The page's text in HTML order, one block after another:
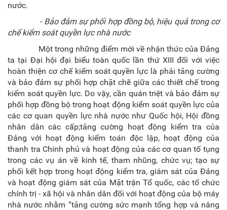
nước.
- Bảo đảm sự phối hợp đồng bộ, hiệu quả trong cơ
chế kiểm soát quyền lực nhà nước
Một trong những điểm mới về nhận thức của Đảng
ta tại Đại hội đại biểu toàn quốc lần thứ XIII đối với việc
hoàn thiện cơ chế kiểm soát quyền lực là phải tăng cường
và bảo đảm sự phối hợp chặt chẽ giữa các thiết chế trong
kiểm soát quyền lực. Do vậy, cần quán triệt và bảo đảm sự
phối hợp đồng bộ trong hoạt động kiểm soát quyền lực của
các cơ quan quyền lực nhà nước như Quốc hội, Hội đồng
nhân dân các cấp;tăng cường hoạt động kiểm tra của
Đảng với hoạt động kiểm toán độc lập, hoạt động của
thanh tra Chính phủ và hoạt động của các cơ quan tố tụng
trong các vụ án về kinh tế, tham nhũng, chức vụ; tạo sự
phối kết hợp trong hoạt động kiểm tra, giám sát của Đảng
và hoạt động giám sát của Mặt trận Tổ quốc, các tổ chức
chính trị - xã hội và nhân dân đối với hoạt động của bộ máy
nhà nước nhằm “tăng cường sức mạnh tổng hợp và nâng